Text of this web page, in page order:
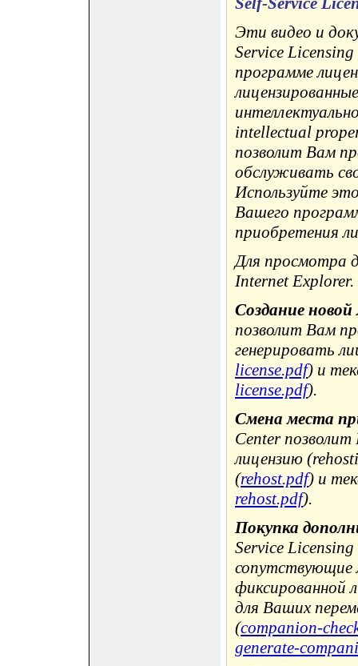
Эти видео и
Service
программе
intellectual
позволит Вам
обслуживать
Используйте
Вашего
приобретения
Для просмотра
Internet Explorer.
Создание новой
позволит Вам
генерировать
license.pdf) и
license.pdf).
Смена места
Center
лицензию
(rehost.pdf) и
rehost.pdf).
Покупка
Service
сопутствующие
фиксированной
для Ваших
(companion-
generate-